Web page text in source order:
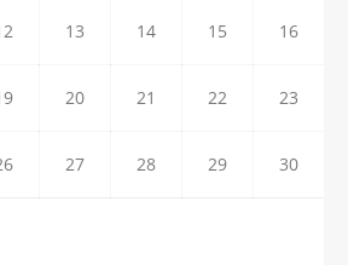
13 14 15 16
20 21 22 23
27 28 29 30